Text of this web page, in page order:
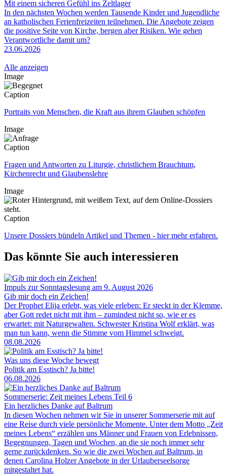
Mit einem sicheren Gefühl ins Zeltlager
In den nächsten Wochen werden Tausende Kinder und Jugendliche
an katholischen Ferienfreizeiten teilnehmen. Die Angebote zeigen
die positive Seite von Kirche, bergen aber Risiken. Wie gehen
Verantwortliche damit um?
23.06.2026
Alle anzeigen
Image
Caption
Portraits von Menschen, die Kraft aus ihrem Glauben schöpfen
Image
Caption
Fragen und Antworten zu Liturgie, christlichem Brauchtum,
Kirchenrecht und Glaubenslehre
Image
Caption
Unsere Dossiers bündeln Artikel und Themen - hier mehr erfahren.
Das könnte Sie auch interessieren
Impuls zur Sonntagslesung am 9. August 2026
Gib mir doch ein Zeichen!
Der Prophet Elija erlebt, was viele erleben: Er steckt in der Klemme,
aber Gott redet nicht mit ihm – zumindest nicht so, wie er es
erwartet: mit Naturgewalten. Schwester Kristina Wolf erklärt, was
man tun kann, wenn die Stimme vom Himmel schweigt.
08.08.2026
Was uns diese Woche bewegt
Politik am Esstisch? Ja bitte!
06.08.2026
Sommerserie: Zeit meines Lebens Teil 6
Ein herzliches Danke auf Baltrum
In diesen Wochen nehmen wir Sie in unserer Sommerserie mit auf
eine Reise durch viele persönliche Momente. Unter dem Motto „Zeit
meines Lebens“ erzählen uns Männer und Frauen von Erlebnissen,
Begegnungen, Tagen und Wochen, an die sie noch immer sehr
gerne zurückdenken. So wie die zwei Wochen auf Baltrum, in
denen Carolina Holzer Angebote in der Urlauberseelsorge
mitgestaltet hat.